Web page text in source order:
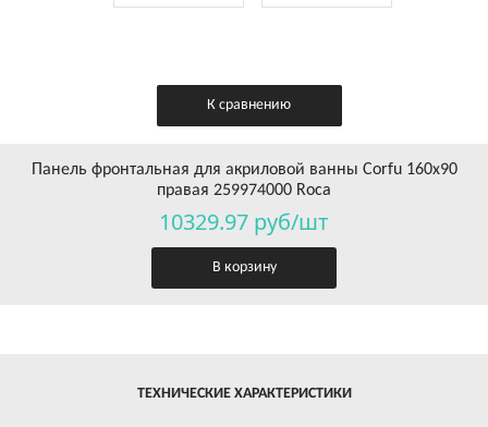
К сравнению
Панель фронтальная для акриловой ванны Corfu 160х90
правая 259974000 Roca
10329.97 руб/шт
В корзину
ТЕХНИЧЕСКИЕ ХАРАКТЕРИСТИКИ